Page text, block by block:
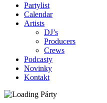
Partylist
Calendar
Artists
DJ’s
Producers
Crews
Podcasty
Novinky
Kontakt